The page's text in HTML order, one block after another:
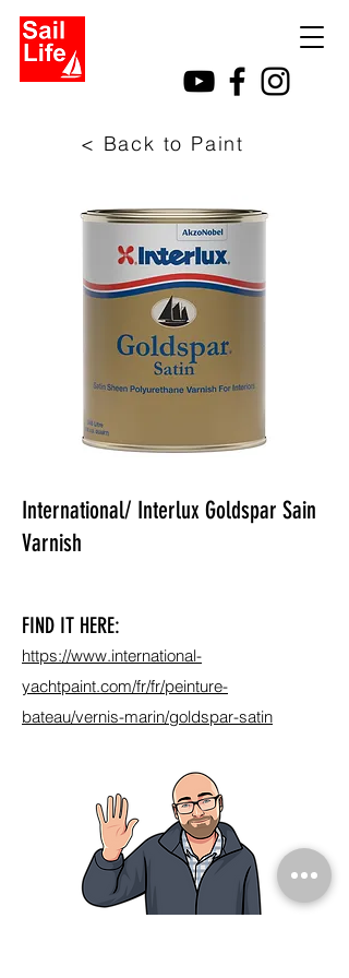
< Back to Paint
International/ Interlux Goldspar Sain
Varnish
FIND IT HERE:
https://www.international-
yachtpaint.com/fr/fr/peinture-
bateau/vernis-marin/goldspar-satin